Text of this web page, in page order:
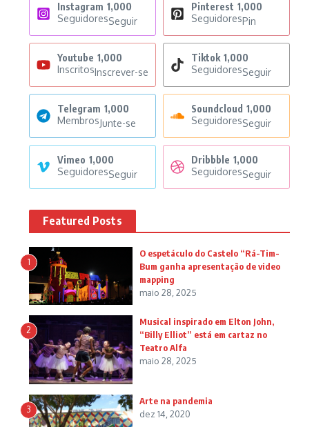
Instagram 1,000
SeguidoresSeguir
Pinterest 1,000
SeguidoresPin
Youtube 1,000
InscritosInscrever-se
Tiktok 1,000
SeguidoresSeguir
Telegram 1,000
MembrosJunte-se
Soundcloud 1,000
SeguidoresSeguir
Vimeo 1,000
SeguidoresSeguir
Dribbble 1,000
SeguidoresSeguir
Featured Posts
1
O espetáculo do Castelo “Rá-Tim-
Bum ganha apresentação de video
mapping
maio 28, 2025
2
Musical inspirado em Elton John,
“Billy Elliot” está em cartaz no
Teatro Alfa
maio 28, 2025
3
Arte na pandemia
dez 14, 2020